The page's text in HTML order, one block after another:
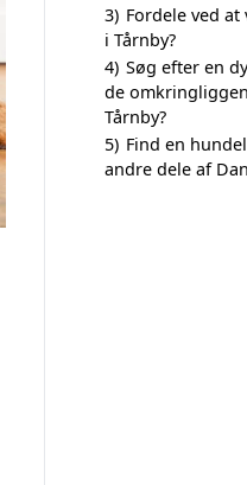
3) Fordele ved
i Tårnby?
4) Søg efter en
de
Tårnby?
5) Find en
andre dele af